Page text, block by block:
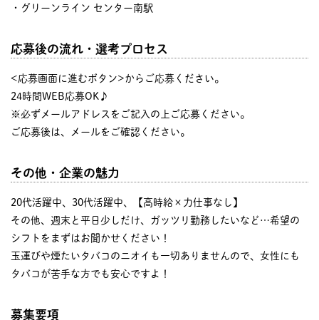
・グリーンライン センター南駅
応募後の流れ・選考プロセス
<応募画面に進むボタン>からご応募ください。
24時間WEB応募OK♪
※必ずメールアドレスをご記入の上ご応募ください。
ご応募後は、メールをご確認ください。
その他・企業の魅力
20代活躍中、30代活躍中、【高時給×力仕事なし】
その他、週末と平日少しだけ、ガッツリ勤務したいなど…希望の
シフトをまずはお聞かせください！
玉運びや煙たいタバコのニオイも一切ありませんので、女性にも
タバコが苦手な方でも安心ですよ！
募集要項